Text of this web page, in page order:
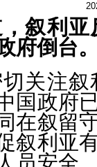
叙利
府倒台
关注
国政府
在叙留
叙利亚